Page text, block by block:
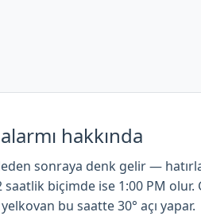
hakkında
sonraya denk gelir —
saatlik biçimde ise 1:00 PM
bu saatte 30° açı yapar.